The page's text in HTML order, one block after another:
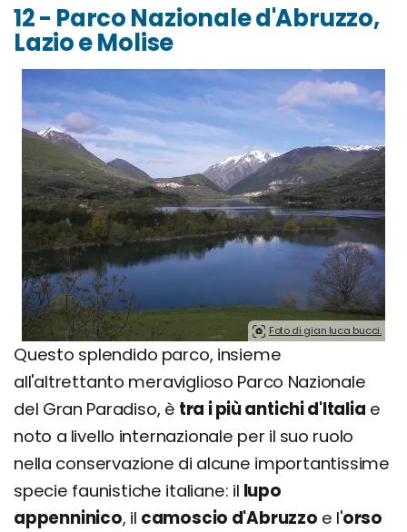
12 - Parco Nazionale d'Abruzzo,
Lazio e Molise
Foto di gian luca bucci.
Questo splendido parco, insieme
all'altrettanto meraviglioso Parco Nazionale
del Gran Paradiso, è tra i più antichi d'Italia e
noto a livello internazionale per il suo ruolo
nella conservazione di alcune importantissime
specie faunistiche italiane: il lupo
appenninico, il camoscio d'Abruzzo e l'orso